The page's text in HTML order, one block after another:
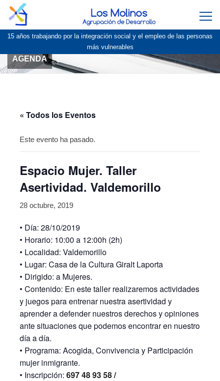
15 años trabajando por la integración social y el empleo de las personas
más vulnerables
AGENDA
« Todos los Eventos
Este evento ha pasado.
Espacio Mujer. Taller
Asertividad. Valdemorillo
28 octubre, 2019
• Día: 28/10/2019
• Horario: 10:00 a 12:00h (2h)
• Localidad: Valdemorillo
• Lugar: Casa de la Cultura Giralt Laporta
• Dirigido: a Mujeres.
• Contenido: En este taller realizaremos actividades
y juegos para entrenar nuestra asertividad y
aprender a defender nuestros derechos y opiniones
ante situaciones que podemos encontrar en nuestro
día a día.
• Programa: Acogida, Convivencia y Participación
mujer inmigrante.
• Inscripción: 697 48 93 58 /